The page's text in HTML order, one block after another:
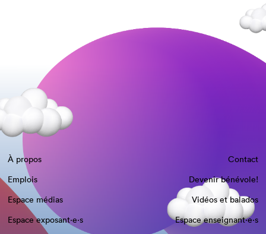
À propos
Contact
Emplois
Devenir bénévole!
Espace médias
Vidéos et balados
Espace exposant·e⋅s
Espace enseignant·e⋅s